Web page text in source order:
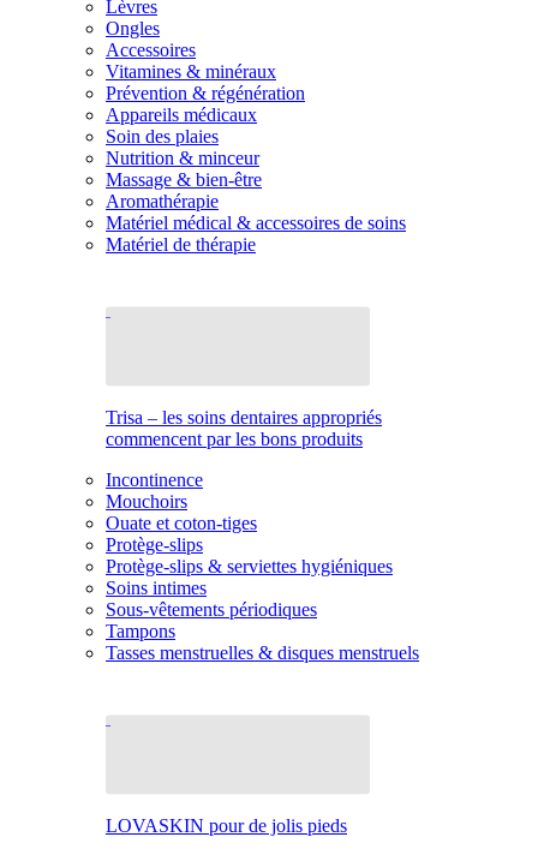
Lèvres
Ongles
Accessoires
Vitamines & minéraux
Prévention & régénération
Appareils médicaux
Soin des plaies
Nutrition & minceur
Massage & bien-être
Aromathérapie
Matériel médical & accessoires de soins
Matériel de thérapie
Trisa – les soins dentaires appropriés
commencent par les bons produits
Incontinence
Mouchoirs
Ouate et coton-tiges
Protège-slips
Protège-slips & serviettes hygiéniques
Soins intimes
Sous-vêtements périodiques
Tampons
Tasses menstruelles & disques menstruels
LOVASKIN pour de jolis pieds